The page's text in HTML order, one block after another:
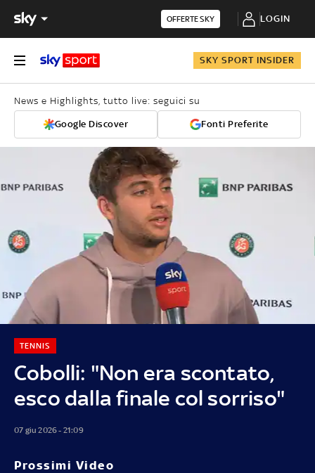
OFFERTE SKY LOGIN
SKY SPORT INSIDER
News e Highlights, tutto live: seguici su
Google Discover Fonti Preferite
Cobolli: "Non era scontato,
esco dalla finale col sorriso"
TENNIS
07 giu 2026 - 21:09
Prossimi Video